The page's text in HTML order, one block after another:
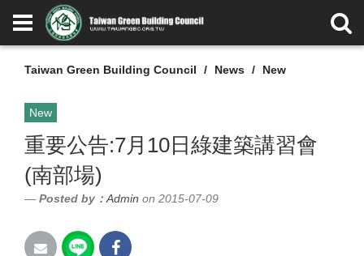
Taiwan Green Building Council News New
New
重要公告:7月10日綠建築講習會
(南部場)
Posted by： Admin on 2015-07-09